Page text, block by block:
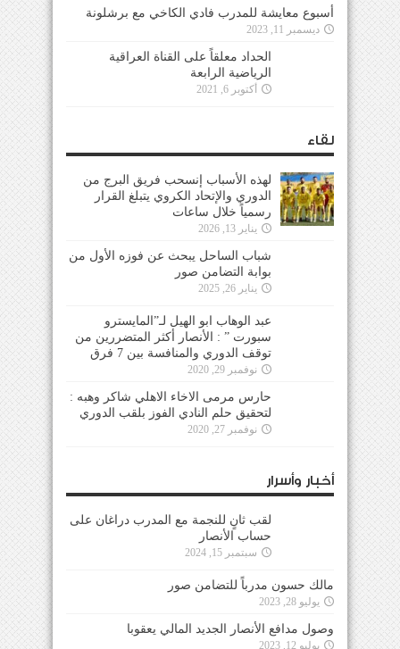
أسبوع معايشة للمدرب فادي الكاخي مع برشلونة
ديسمبر 11, 2023
الحداد معلقاً على القناة العراقية
الرياضية الرابعة
أكتوبر 6, 2021
لقاء
لهذه الأسباب إنسحب فريق البرج من
الدوري والإتحاد الكروي يتبلغ القرار
رسمياً خلال ساعات
يناير 13, 2026
شباب الساحل يبحث عن فوزه الأول من
بوابة التضامن صور
يناير 26, 2025
عبد الوهاب ابو الهيل لـ”المايسترو
سبورت ” : الأنصار أكثر المتضررين من
توقف الدوري والمنافسة بين 7 فرق
نوفمبر 29, 2020
حارس مرمى الاخاء الاهلي شاكر وهبه :
لتحقيق حلم النادي الفوز بلقب الدوري
نوفمبر 27, 2020
أخبار وأسرار
لقب ثانٍ للنجمة مع المدرب دراغان على
حساب الأنصار
سبتمبر 15, 2024
مالك حسون مدرباً للتضامن صور
يوليو 28, 2023
وصول مدافع الأنصار الجديد المالي يعقوبا
يوليو 12, 2023